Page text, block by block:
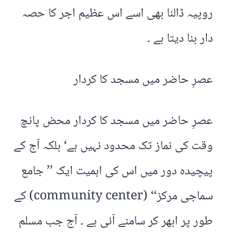
روپیہ ڈالنا بھی اسے اس عظیم اجر کا حصہ
دار بنا دیتا ہے ۔
عصرِ حاضر میں مسجد کا کردار
عصرِ حاضر میں مسجد کا کردار محض پانچ
وقت کی نماز تک محدود نہیں ہے‘ بلکہ آج کے
پیچیدہ دور میں اس کی اہمیت ایک ’’ جامع
سماجی مرکز‘‘ (community center) کے
طور پر ابھر کر سامنے آئی ہے ۔ آج جب مسلم